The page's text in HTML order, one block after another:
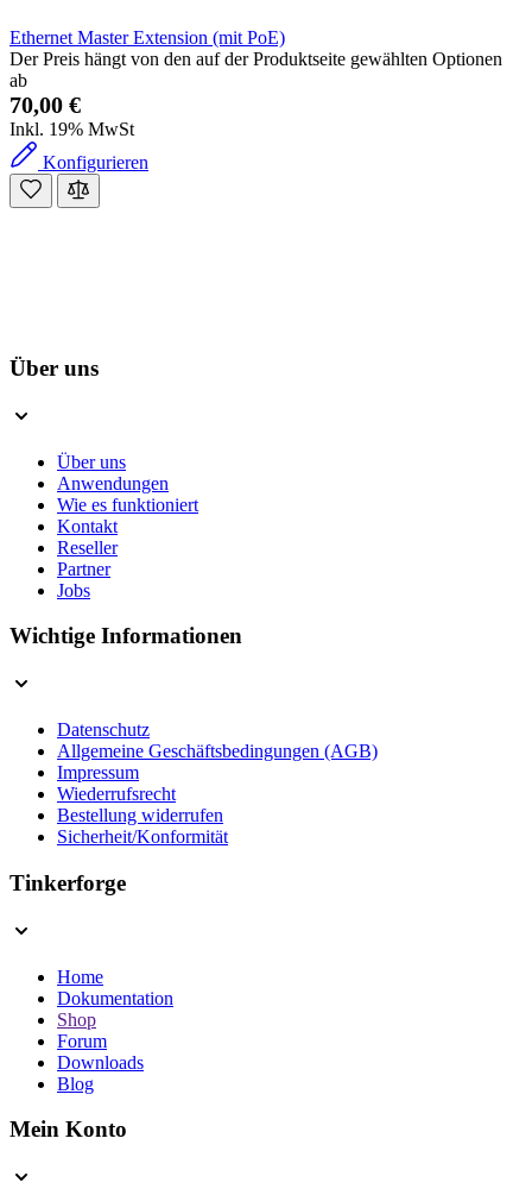
Ethernet Master Extension (mit PoE)
Der Preis hängt von den auf der Produktseite gewählten Optionen
ab
70,00 €
Inkl. 19% MwSt
Konfigurieren
Über uns
Über uns
Anwendungen
Wie es funktioniert
Kontakt
Reseller
Partner
Jobs
Wichtige Informationen
Datenschutz
Allgemeine Geschäftsbedingungen (AGB)
Impressum
Wiederrufsrecht
Bestellung widerrufen
Sicherheit/Konformität
Tinkerforge
Home
Dokumentation
Shop
Forum
Downloads
Blog
Mein Konto